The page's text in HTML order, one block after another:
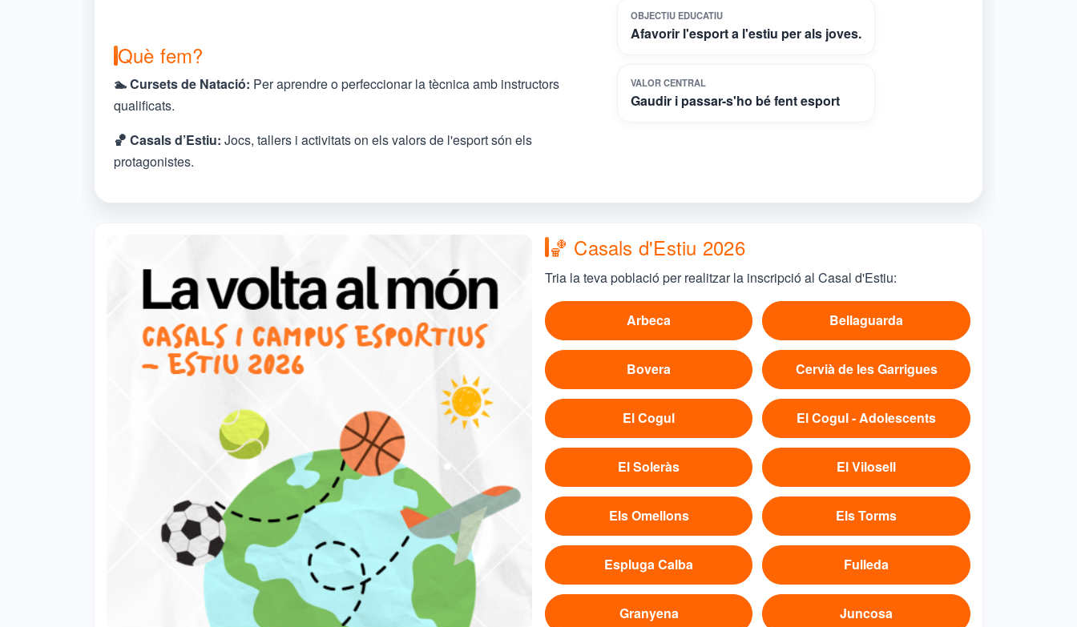
Què fem?
🏊 Cursets de Natació: Per aprendre o perfeccionar la tècnica amb instructors
qualificats.
🏀 Casals d’Estiu: Jocs, tallers i activitats on els valors de l'esport són els
protagonistes.
OBJECTIU EDUCATIU
Afavorir l'esport a l'estiu per als joves.
VALOR CENTRAL
Gaudir i passar-s'ho bé fent esport
🏀 Casals d'Estiu 2026
Tria la teva població per realitzar la inscripció al Casal d'Estiu:
Arbeca Bellaguarda
Bovera Cervià de les Garrigues
El Cogul El Cogul - Adolescents
El Soleràs El Vilosell
Els Omellons Els Torms
Espluga Calba Fulleda
Granyena Juncosa